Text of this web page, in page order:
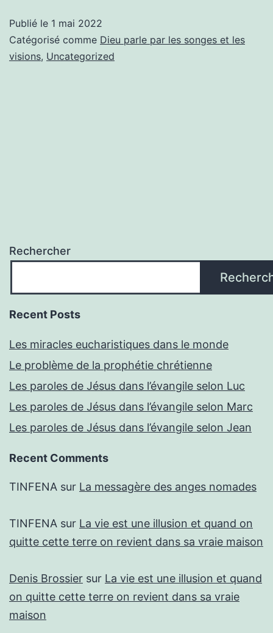
est
Publié le 1 mai 2022
Catégorisé comme Dieu parle par les songes et les
visions, Uncategorized
Rechercher
Recent Posts
Les miracles eucharistiques dans le monde
Le problème de la prophétie chrétienne
Les paroles de Jésus dans l’évangile selon Luc
Les paroles de Jésus dans l’évangile selon Marc
Les paroles de Jésus dans l’évangile selon Jean
Recent Comments
TINFENA sur La messagère des anges nomades
TINFENA sur La vie est une illusion et quand on
quitte cette terre on revient dans sa vraie maison
Denis Brossier sur La vie est une illusion et quand
on quitte cette terre on revient dans sa vraie
maison